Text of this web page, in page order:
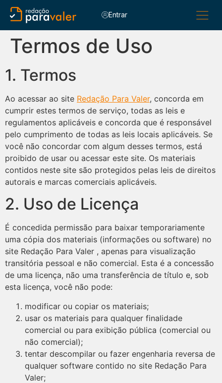
Entrar
Termos de Uso
1. Termos
Ao acessar ao site Redação Para Valer, concorda em
cumprir estes termos de serviço, todas as leis e
regulamentos aplicáveis ​​e concorda que é responsável
pelo cumprimento de todas as leis locais aplicáveis. Se
você não concordar com algum desses termos, está
proibido de usar ou acessar este site. Os materiais
contidos neste site são protegidos pelas leis de direitos
autorais e marcas comerciais aplicáveis.
2. Uso de Licença
É concedida permissão para baixar temporariamente
uma cópia dos materiais (informações ou software) no
site Redação Para Valer , apenas para visualização
transitória pessoal e não comercial. Esta é a concessão
de uma licença, não uma transferência de título e, sob
esta licença, você não pode:
modificar ou copiar os materiais;
usar os materiais para qualquer finalidade
comercial ou para exibição pública (comercial ou
não comercial);
tentar descompilar ou fazer engenharia reversa de
qualquer software contido no site Redação Para
Valer;